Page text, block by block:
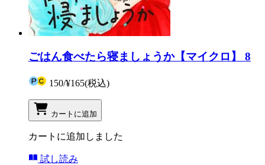
ごはん食べたら寝ましょうか【マイクロ】 8
150/¥165(税込)
カートに追加
カートに追加しました
試し読み